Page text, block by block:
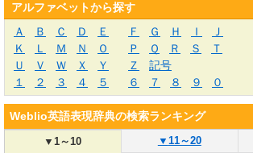
アルファベットから探す
Ａ
Ｂ Ｃ Ｄ Ｅ Ｆ Ｇ Ｈ Ｉ
Ｊ
Ｋ
Ｌ Ｍ Ｎ Ｏ Ｐ Ｑ Ｒ Ｓ
Ｔ
Ｕ
Ｖ Ｗ Ｘ Ｙ Ｚ
記号
１
２ ３ ４ ５ ６ ７ ８ ９ ０
Weblio英語表現辞典の検索ランキング
▼1～10 ▼ 11～20